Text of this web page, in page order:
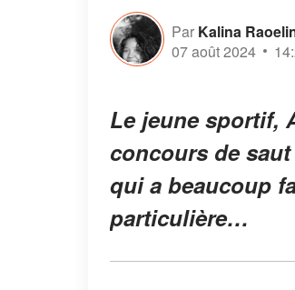
Par Kalina
07 août 2024
Le jeune sportif,
concours de
qui a beaucoup
particulière…